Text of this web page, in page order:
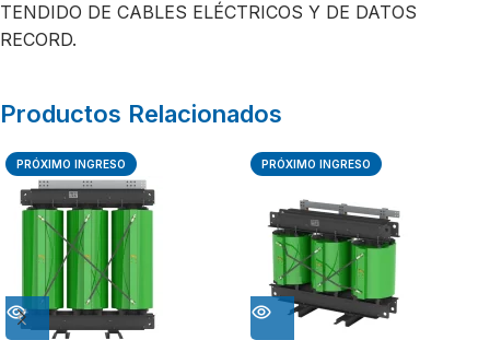
TENDIDO DE CABLES ELÉCTRICOS Y DE DATOS
RECORD.
Productos Relacionados
PRÓXIMO INGRESO PRÓXIMO INGRESO